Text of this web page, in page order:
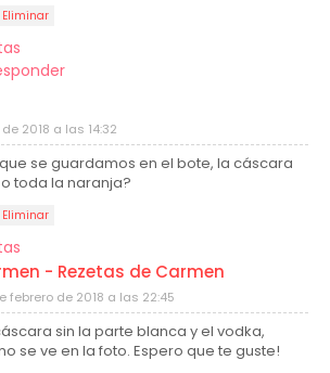
Eliminar
2018 a las 14:32
se guardamos en el bote, la cáscara
toda la naranja?
Eliminar
- Rezetas de Carmen
febrero de 2018 a las 22:45
sin la parte blanca y el vodka,
se ve en la foto. Espero que te guste!